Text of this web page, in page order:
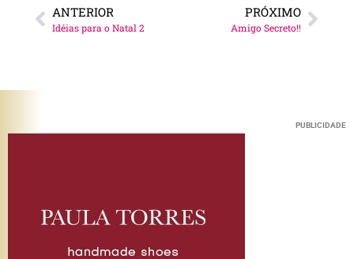
ANTERIOR
Idéias para o Natal 2
PRÓXIMO
Amigo Secreto!!
PUBLICIDADE